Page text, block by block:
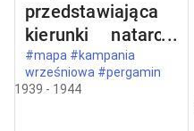
przedstawiająca
kierunki natarcia
armii niemieckiej
na Polskę we
#mapa #kampania
wrześniowa #pergamin
1939 - 1944